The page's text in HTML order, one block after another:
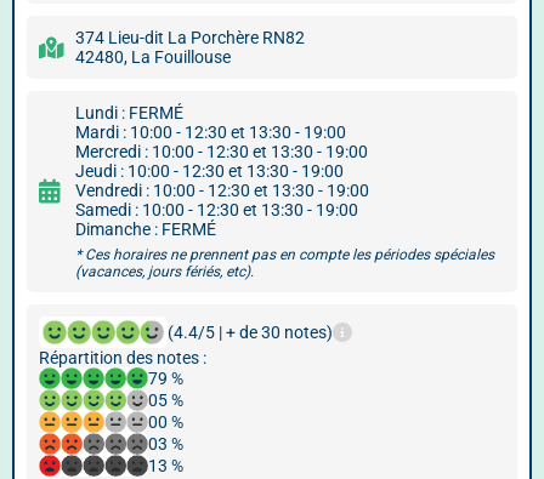
374 Lieu-dit La Porchère RN82
42480, La Fouillouse
Lundi : FERMÉ
Mardi : 10:00 - 12:30 et 13:30 - 19:00
Mercredi : 10:00 - 12:30 et 13:30 - 19:00
Jeudi : 10:00 - 12:30 et 13:30 - 19:00
Vendredi : 10:00 - 12:30 et 13:30 - 19:00
Samedi : 10:00 - 12:30 et 13:30 - 19:00
Dimanche : FERMÉ
* Ces horaires ne prennent pas en compte les périodes spéciales
(vacances, jours fériés, etc).
(4.4/5 | + de 30 notes)
Répartition des notes :
79 %
05 %
00 %
03 %
13 %